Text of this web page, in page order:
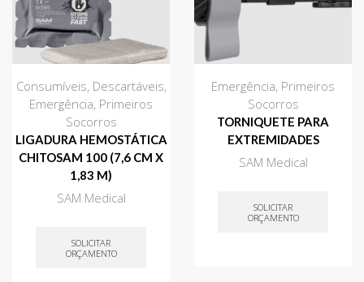
Consumíveis, Descartáveis,
Emergência, Primeiros
Socorros
LIGADURA HEMOSTÁTICA
CHITOSAM 100 (7,6 CM X
1,83 M)
SAM Medical
SOLICITAR
ORÇAMENTO
Emergência, Primeiros
Socorros
TORNIQUETE PARA
EXTREMIDADES
SAM Medical
SOLICITAR
ORÇAMENTO